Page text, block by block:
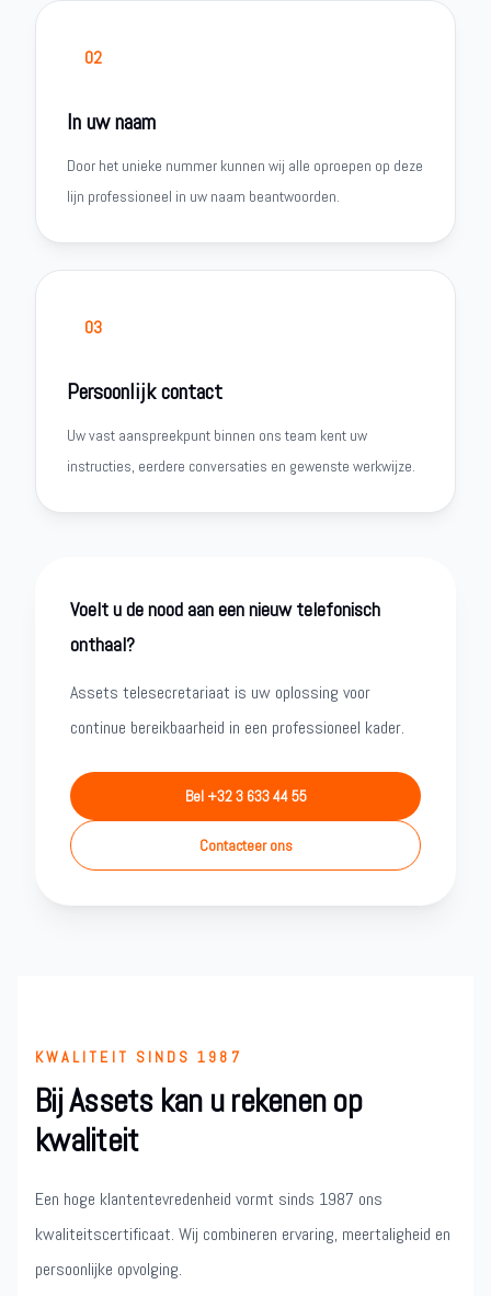
02
In uw naam
Door het unieke nummer kunnen wij alle oproepen op deze
lijn professioneel in uw naam beantwoorden.
03
Persoonlijk contact
Uw vast aanspreekpunt binnen ons team kent uw
instructies, eerdere conversaties en gewenste werkwijze.
Voelt u de nood aan een nieuw telefonisch
onthaal?
Assets telesecretariaat is uw oplossing voor
continue bereikbaarheid in een professioneel kader.
Bel +32 3 633 44 55
Contacteer ons
KWALITEIT SINDS 1987
Bij Assets kan u rekenen op
kwaliteit
Een hoge klantentevredenheid vormt sinds 1987 ons
kwaliteitscertificaat. Wij combineren ervaring, meertaligheid en
persoonlijke opvolging.